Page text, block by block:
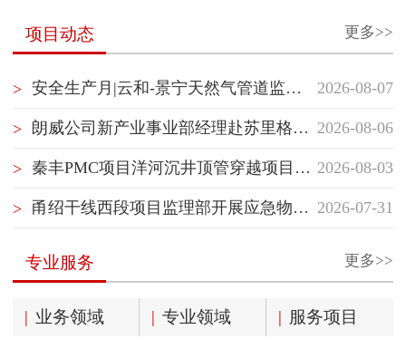
更多>>
项目动态
2026-08-07
> 安全生产月|云和-景宁天然气管道监理部组织开展生产安全应急处置演练
2026-08-06
> 朗威公司新产业事业部经理赴苏里格气田项目群开展QHSE专项督查并慰问一线员工
2026-08-03
> 秦丰PMC项目洋河沉井顶管穿越项目顺利开顶
2026-07-31
> 甬绍干线西段项目监理部开展应急物资专项检查
更多>>
专业服务
| 业务领域 | 专业领域 | 服务项目